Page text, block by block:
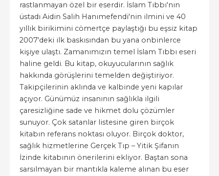
rastlanmayan özel bir eserdir. İslam Tıbbı'nın
üstadı Aidin Salih Hanımefendi'nin ilmini ve 40
yıllık birikimini cömertçe paylaştığı bu eşsiz kitap
2007'deki ilk baskısından bu yana onbinlerce
kişiye ulaştı. Zamanımızın temel İslam Tıbbı eseri
haline geldi. Bu kitap, okuyucularının sağlık
hakkında görüşlerini temelden değiştiriyor.
Takipçilerinin aklında ve kalbinde yeni kapılar
açıyor. Günümüz insanının sağlıkla ilgili
çaresizliğine sade ve hikmet dolu çözümler
sunuyor. Çok satanlar listesine giren birçok
kitabın referans noktası oluyor. Birçok doktor,
sağlık hizmetlerine Gerçek Tıp – Yitik Şifanın
İzinde kitabının önerilerini ekliyor. Baştan sona
sarsılmayan bir mantıkla kaleme alınan bu eser